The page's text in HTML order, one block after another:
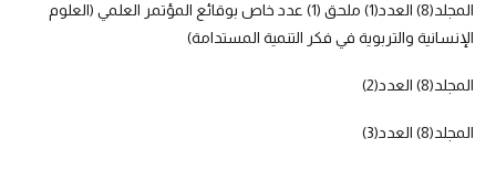
المجلد(8) العدد(1) ملحق (1) عدد خاص بوقائع المؤتمر العلمي (العلوم
الإنسانية والتربوية في فكر التنمية المستدامة)
المجلد(8) العدد(2)
المجلد(8) العدد(3)